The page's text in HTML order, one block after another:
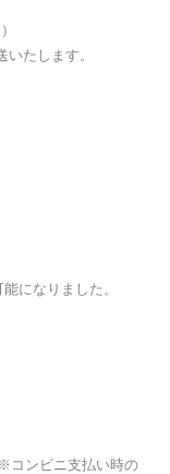
たします。
になりました。
コンビニ支払い時の